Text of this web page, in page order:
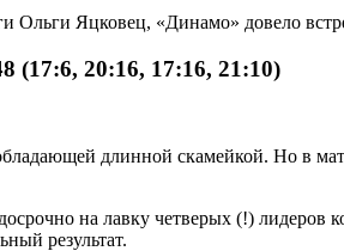
Ольги Яцковец, «Динамо» довело
(17:6, 20:16, 17:16, 21:10)
длинной скамейкой. Но в
на лавку четверых (!)
результат.